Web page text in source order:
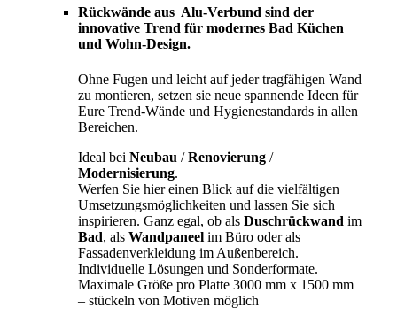
Rückwände aus Alu-Verbund sind der
innovative Trend für modernes Bad Küchen
und Wohn-Design.
Ohne Fugen und leicht auf jeder tragfähigen Wand
zu montieren, setzen sie neue spannende Ideen für
Eure Trend-Wände und Hygienestandards in allen
Bereichen.
Ideal bei Neubau /Renovierung /
Modernisierung.
Werfen Sie hier einen Blick auf die vielfältigen
Umsetzungsmöglichkeiten und lassen Sie sich
inspirieren. Ganz egal, ob als Duschrückwand im
Bad, als Wandpaneel im Büro oder als
Fassadenverkleidung im Außenbereich.
Individuelle Lösungen und Sonderformate.
Maximale Größe pro Platte 3000 mm x 1500 mm
– stückeln von Motiven möglich